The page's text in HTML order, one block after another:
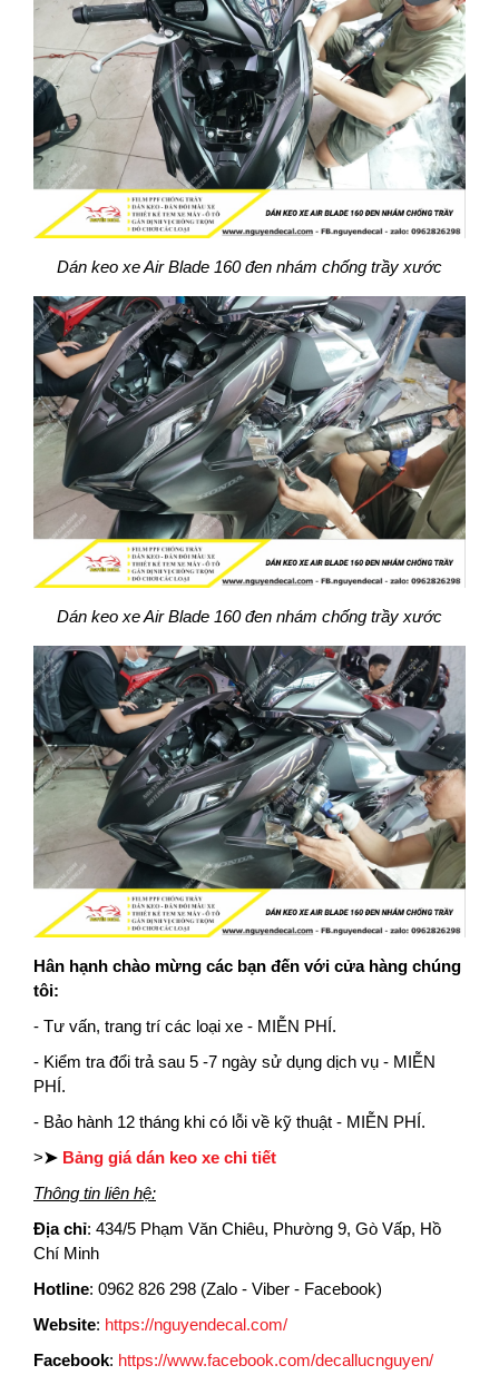
Dán keo xe Air Blade 160 đen nhám chống trầy xước
Dán keo xe Air Blade 160 đen nhám chống trầy xước
Hân hạnh chào mừng các bạn đến với cửa hàng chúng
tôi:
- Tư vấn, trang trí các loại xe - MIỄN PHÍ.
- Kiểm tra đổi trả sau 5 -7 ngày sử dụng dịch vụ - MIỄN
PHÍ.
- Bảo hành 12 tháng khi có lỗi về kỹ thuật - MIỄN PHÍ.
>➤ Bảng giá dán keo xe chi tiết
Thông tin liên hệ:
Địa chỉ: 434/5 Phạm Văn Chiêu, Phường 9, Gò Vấp, Hồ
Chí Minh
Hotline: 0962 826 298 (Zalo - Viber - Facebook)
Website: https://nguyendecal.com/
Facebook: https://www.facebook.com/decallucnguyen/